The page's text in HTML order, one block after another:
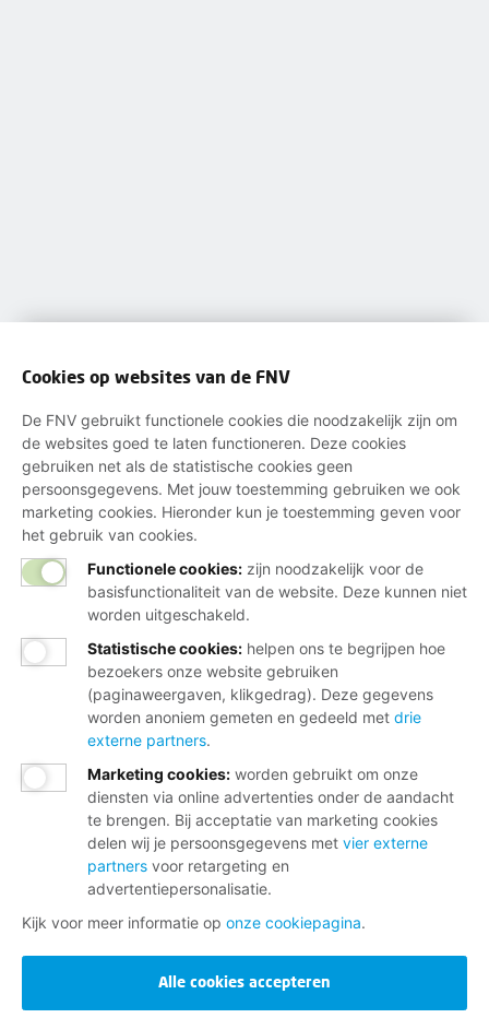
Cookies op websites van de FNV
De FNV gebruikt functionele cookies die noodzakelijk zijn om
de websites goed te laten functioneren. Deze cookies
gebruiken net als de statistische cookies geen
persoonsgegevens. Met jouw toestemming gebruiken we ook
marketing cookies. Hieronder kun je toestemming geven voor
het gebruik van cookies.
Functionele cookies: zijn noodzakelijk voor de
basisfunctionaliteit van de website. Deze kunnen niet
worden uitgeschakeld.
Statistische cookies: helpen ons te begrijpen hoe
bezoekers onze website gebruiken
(paginaweergaven, klikgedrag). Deze gegevens
worden anoniem gemeten en gedeeld met drie
externe partners.
Marketing cookies: worden gebruikt om onze
diensten via online advertenties onder de aandacht
te brengen. Bij acceptatie van marketing cookies
delen wij je persoonsgegevens met vier externe
partners voor retargeting en
advertentiepersonalisatie.
Kijk voor meer informatie op onze cookiepagina.
Alle cookies accepteren